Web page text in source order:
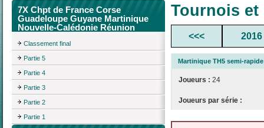
7X Chpt de France Corse
Guadeloupe Guyane Martinique
Nouvelle-Calédonie Réunion
Classement final
Partie 5
Partie 4
Partie 3
Partie 2
Partie 1
Tournois
<<< 2016
Martinique TH5 semi-
Joueurs : 24
Joueurs par série :